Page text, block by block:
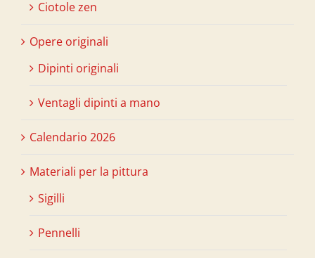
Ciotole zen
Opere originali
Dipinti originali
Ventagli dipinti a mano
Calendario 2026
Materiali per la pittura
Sigilli
Pennelli